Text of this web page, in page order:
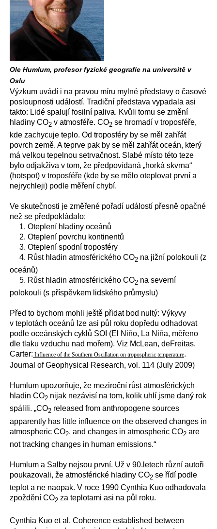
Ole Humlum, profesor fyzické geografie na universitě v
Oslu
Výzkum uvádí i na pravou míru mylné představy o časové
posloupnosti událostí. Tradiční představa vypadala asi
takto: Lidé spalují fosilní paliva. Kvůli tomu se změní
hladiny CO2 v atmosféře. CO2 se hromadí v troposféře,
kde zachycuje teplo. Od troposféry by se měl zahřát
povrch země. A teprve pak by se měl zahřát oceán, který
má velkou tepelnou setrvačnost. Slabé místo této teze
bylo odjakživa v tom, že předpovídaná „horká skvrna“
(hotspot) v troposféře (kde by se mělo oteplovat první a
nejrychleji) podle měření chybí.
Ve skutečnosti je změřené pořadí událostí přesně opačné
než se předpokládalo:
1. Oteplení hladiny oceánů
2. Oteplení povrchu kontinentů
3. Oteplení spodní troposféry
4. Růst hladin atmosférického CO2 na jižní polokouli (z
oceánů)
5. Růst hladin atmosférického CO2 na severní
polokouli (s příspěvkem lidského průmyslu)
Před to bychom mohli ještě přidat bod nultý: Výkyvy
v teplotách oceánů lze asi půl roku dopředu odhadovat
podle oceánských cyklů SOI (El Niňo, La Niňa, měřeno
dle tlaku vzduchu nad mořem). Viz McLean, deFreitas,
Carter: Influence of the Southern Oscillation on tropospheric temperature.
Journal of Geophysical Research, vol. 114 (July 2009)
Humlum upozorňuje, že meziroční růst atmosférických
hladin CO2 nijak nezávisí na tom, kolik uhlí jsme daný rok
spálili. „CO2 released from anthropogene sources
apparently has little influence on the observed changes in
atmospheric CO2, and changes in atmospheric CO2 are
not tracking changes in human emissions.“
Humlum a Salby nejsou první. Už v 90.letech různí autoři
poukazovali, že atmosférické hladiny CO2 se řídí podle
teplot a ne naopak. V roce 1990 Cynthia Kuo odhadovala
zpoždění CO2 za teplotami asi na půl roku.
Cynthia Kuo et al. Coherence established between